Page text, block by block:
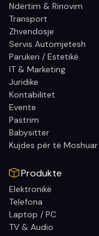
Ndërtim & Rinovim
Transport
Zhvendosje
Servis Automjetesh
Parukeri / Estetikë
IT & Marketing
Juridike
Kontabilitet
Evente
Pastrim
Babysitter
Kujdes për të Moshuar
Produkte
Elektronikë
Telefona
Laptop / PC
TV & Audio